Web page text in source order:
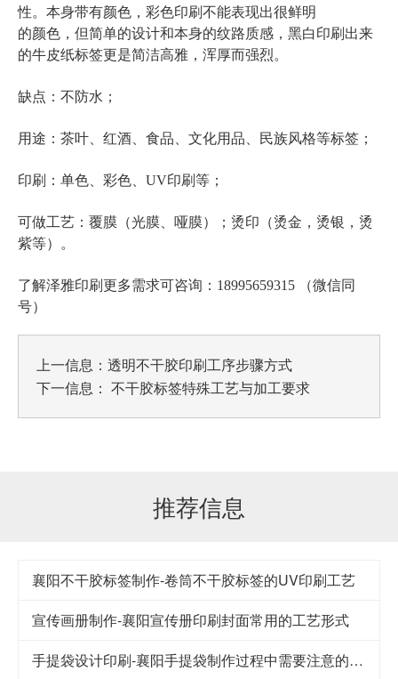
性。本身带有颜色，彩色印刷不能表现出很鲜明
的颜色，但简单的设计和本身的纹路质感，黑白印刷出来
的牛皮纸标签更是简洁高雅，浑厚而强烈。
缺点：不防水；
用途：茶叶、红酒、食品、文化用品、民族风格等标签 ；
印刷：单色、彩色、UV印刷等；
可做工艺：覆膜（光膜、哑膜）；烫印（烫金，烫银，烫
紫等）。
了解泽雅印刷更多需求可咨询：18995659315 （微信同
号）
上一信息： 透明不干胶印刷工序步骤方式
下一信息： 不干胶标签特殊工艺与加工要求
推荐信息
襄阳不干胶标签制作-卷筒不干胶标签的UV印刷工艺
宣传画册制作-襄阳宣传册印刷封面常用的工艺形式
手提袋设计印刷-襄阳手提袋制作过程中需要注意的要点